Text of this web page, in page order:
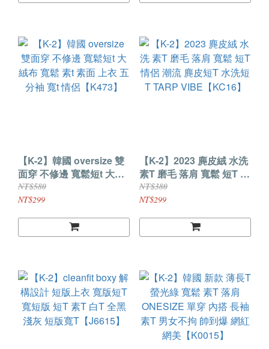
【K-2】韓國 oversize 雙
面穿 不修邊 寬鬆短t 大絨
布 寬鬆 素t 素面 上衣 五分
袖 寬t 情侶【K473】
NT$580
NT$299
【K-2】2023 麂皮絨 水洗
素T 磨毛 落肩 寬鬆 短T 情
侶 潮流 麂皮短T 水洗短T
TARP VIBE【KC16】
NT$380
NT$299